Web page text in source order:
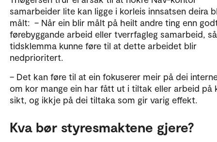
samarbeider lite kan ligge i korleis innsatsen deira
målt: – Når ein blir målt på heilt andre ting enn
førebyggande arbeid eller tverrfagleg samarbeid,
tidsklemma kunne føre til at dette arbeidet blir
nedprioritert.
– Det kan føre til at ein fokuserer meir på dei
om kor mange ein har fått ut i tiltak eller arbeid på
sikt, og ikkje på dei tiltaka som gir varig effekt.
Kva bør styresmaktene gjere?